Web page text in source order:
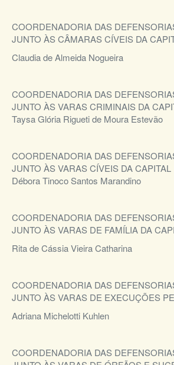
COORDENADORIA DAS
JUNTO ÀS CÂMARAS CÍVEIS DA
Claudia de Almeida Nogueira
COORDENADORIA DAS
JUNTO ÀS VARAS CRIMINAIS DA
Taysa Glória Rigueti de Moura Estevão
COORDENADORIA DAS
JUNTO ÀS VARAS CÍVEIS DA CAPITAL
Débora Tinoco Santos Marandino
COORDENADORIA DAS
JUNTO ÀS VARAS DE FAMÍLIA DA
Rita de Cássia Vieira Catharina
COORDENADORIA DAS
JUNTO ÀS VARAS DE EXECUÇÕES
Adriana Michelotti Kuhlen
COORDENADORIA DAS